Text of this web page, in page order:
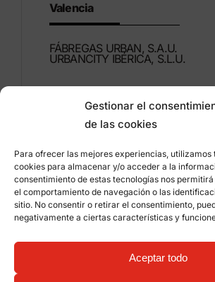
Gestionar el
de las cookies
Para ofrecer las mejores experiencias, utilizamos
cookies para almacenar y/o acceder a la
consentimiento de estas tecnologías nos
el comportamiento de navegación o las
sitio. No consentir o retirar el consentimiento,
negativamente a ciertas características y
Aceptar todo
Valencia
FÁBREGAS URBAN, S.A.U.
URBANCITY IBÉRICA, S.L.U.
46960 ALDAIA
Valencia – Espagne
+34 96 151 53 44
info@grupfabregas.com
Grup Fábregas
Accès
Avis légal
Politique de
Informations sur les